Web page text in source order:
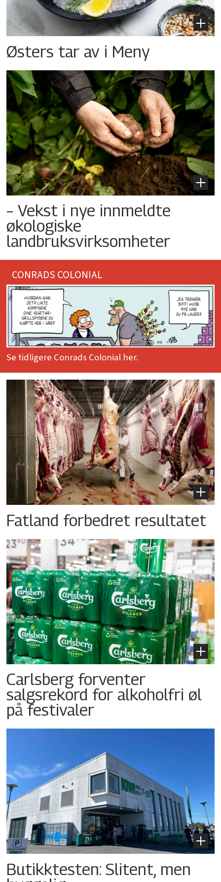
Østers tar av i Meny
– Vekst i nye innmeldte
økologiske
landbruksvirksomheter
CONRADS COLONIAL
Se tidligere Conrads Colonial her.
Fatland forbedret resultatet
Carlsberg forventer
salgsrekord for alkoholfri øl
på festivaler
Butikktesten: Slitent, men